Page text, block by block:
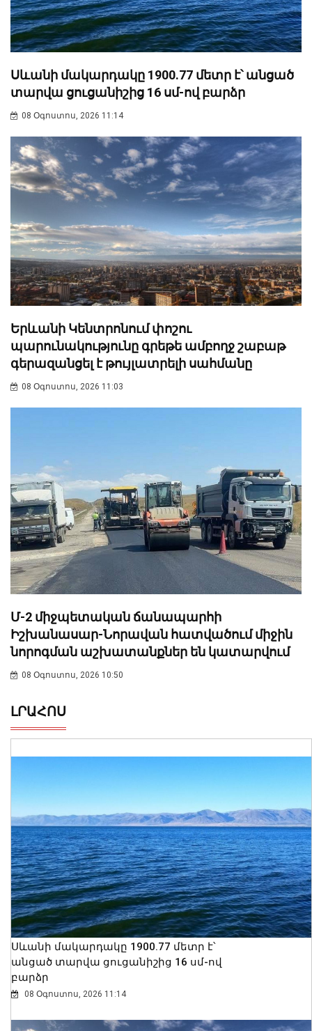
Սևանի մակարդակը 1900.77 մետր է՝ անցած
տարվա ցուցանիշից 16 սմ-ով բարձր
08 Օգոստոս, 2026 11:14
Երևանի Կենտրոնում փոշու
պարունակությունը գրեթե ամբողջ շաբաթ
գերազանցել է թույլատրելի սահմանը
08 Օգոստոս, 2026 11:03
Մ-2 միջպետական ճանապարհի
Իշխանասար-Նորավան հատվածում միջին
նորոգման աշխատանքներ են կատարվում
08 Օգոստոս, 2026 10:50
ԼՐԱՀՈՍ
Սևանի մակարդակը 1900.77 մետր է՝
անցած տարվա ցուցանիշից 16 սմ-ով
բարձր
08 Օգոստոս, 2026 11:14